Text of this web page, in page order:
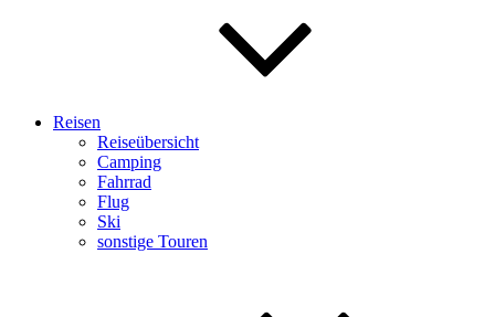
Reisen
Reiseübersicht
Camping
Fahrrad
Flug
Ski
sonstige Touren